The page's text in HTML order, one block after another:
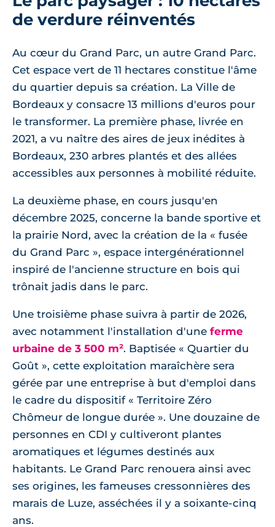
de verdure réinventés
Au cœur du Grand Parc, un autre Grand Parc.
Cet espace vert de 11 hectares constitue l'âme
du quartier depuis sa création. La Ville de
Bordeaux y consacre 13 millions d'euros pour
le transformer. La première phase, livrée en
2021, a vu naître des aires de jeux inédites à
Bordeaux, 230 arbres plantés et des allées
accessibles aux personnes à mobilité réduite.
La deuxième phase, en cours jusqu'en
décembre 2025, concerne la bande sportive et
la prairie Nord, avec la création de la « fusée
du Grand Parc », espace intergénérationnel
inspiré de l'ancienne structure en bois qui
trônait jadis dans le parc.
Une troisième phase suivra à partir de 2026,
avec notamment l'installation d'une ferme
urbaine de 3 500 m². Baptisée « Quartier du
Goût », cette exploitation maraîchère sera
gérée par une entreprise à but d'emploi dans
le cadre du dispositif « Territoire Zéro
Chômeur de longue durée ». Une douzaine de
personnes en CDI y cultiveront plantes
aromatiques et légumes destinés aux
habitants. Le Grand Parc renouera ainsi avec
ses origines, les fameuses cressonnières des
marais de Luze, asséchées il y a soixante-cinq
ans.